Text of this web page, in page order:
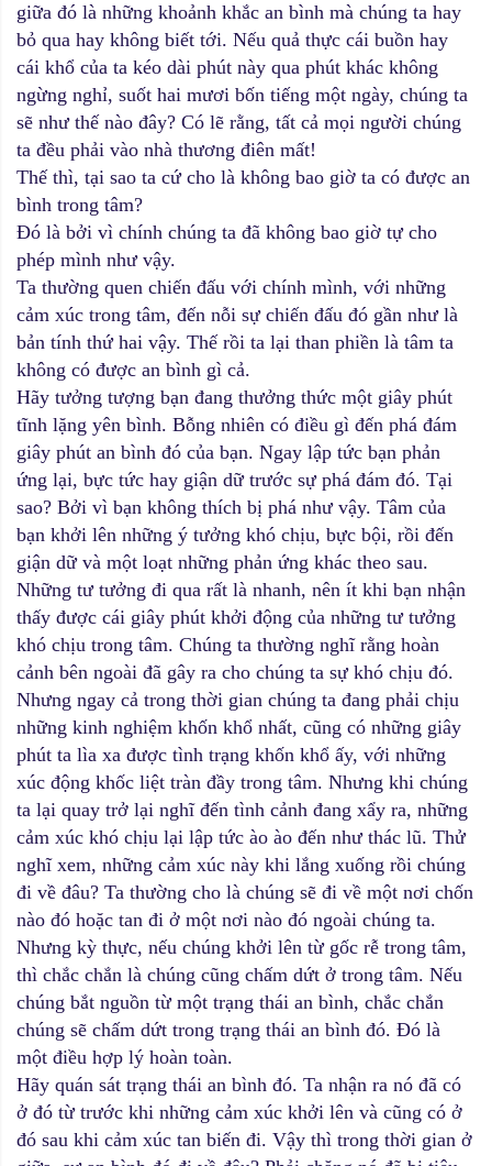
giữa đó là những khoảnh khắc an bình mà chúng ta hay
bỏ qua hay không biết tới. Nếu quả thực cái buồn hay
cái khổ của ta kéo dài phút này qua phút khác không
ngừng nghỉ, suốt hai mươi bốn tiếng một ngày, chúng ta
sẽ như thế nào đây? Có lẽ rằng, tất cả mọi người chúng
ta đều phải vào nhà thương điên mất!
Thế thì, tại sao ta cứ cho là không bao giờ ta có được an
bình trong tâm?
Đó là bởi vì chính chúng ta đã không bao giờ tự cho
phép mình như vậy.
Ta thường quen chiến đấu với chính mình, với những
cảm xúc trong tâm, đến nỗi sự chiến đấu đó gần như là
bản tính thứ hai vậy. Thế rồi ta lại than phiền là tâm ta
không có được an bình gì cả.
Hãy tưởng tượng bạn đang thưởng thức một giây phút
tĩnh lặng yên bình. Bỗng nhiên có điều gì đến phá đám
giây phút an bình đó của bạn. Ngay lập tức bạn phản
ứng lại, bực tức hay giận dữ trước sự phá đám đó. Tại
sao? Bởi vì bạn không thích bị phá như vậy. Tâm của
bạn khởi lên những ý tưởng khó chịu, bực bội, rồi đến
giận dữ và một loạt những phản ứng khác theo sau.
Những tư tưởng đi qua rất là nhanh, nên ít khi bạn nhận
thấy được cái giây phút khởi động của những tư tưởng
khó chịu trong tâm. Chúng ta thường nghĩ rằng hoàn
cảnh bên ngoài đã gây ra cho chúng ta sự khó chịu đó.
Nhưng ngay cả trong thời gian chúng ta đang phải chịu
những kinh nghiệm khốn khổ nhất, cũng có những giây
phút ta lìa xa được tình trạng khốn khổ ấy, với những
xúc động khốc liệt tràn đầy trong tâm. Nhưng khi chúng
ta lại quay trở lại nghĩ đến tình cảnh đang xẩy ra, những
cảm xúc khó chịu lại lập tức ào ào đến như thác lũ. Thử
nghĩ xem, những cảm xúc này khi lắng xuống rồi chúng
đi về đâu? Ta thường cho là chúng sẽ đi về một nơi chốn
nào đó hoặc tan đi ở một nơi nào đó ngoài chúng ta.
Nhưng kỳ thực, nếu chúng khởi lên từ gốc rễ trong tâm,
thì chắc chắn là chúng cũng chấm dứt ở trong tâm. Nếu
chúng bắt nguồn từ một trạng thái an bình, chắc chắn
chúng sẽ chấm dứt trong trạng thái an bình đó. Đó là
một điều hợp lý hoàn toàn.
Hãy quán sát trạng thái an bình đó. Ta nhận ra nó đã có
ở đó từ trước khi những cảm xúc khởi lên và cũng có ở
đó sau khi cảm xúc tan biến đi. Vậy thì trong thời gian ở